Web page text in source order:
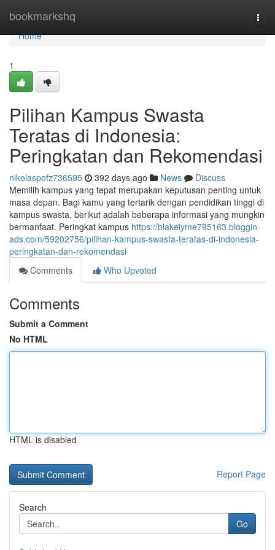
bookmarkshq
Home
Home
1
Pilihan Kampus Swasta
Teratas di Indonesia:
Peringkatan dan Rekomendasi
nikolaspofz736595 392 days ago News
Discuss
Memilih kampus yang tepat merupakan keputusan penting untuk
masa depan. Bagi kamu yang tertarik dengan pendidikan tinggi di
kampus swasta, berikut adalah beberapa informasi yang mungkin
bermanfaat. Peringkat kampus https://blakeiyme795163.bloggin-
ads.com/59202756/pilihan-kampus-swasta-teratas-di-indonesia-
peringkatan-dan-rekomendasi
Comments
Who Upvoted
Comments
Submit a Comment
No HTML
HTML is disabled
Report Page
Search
Go